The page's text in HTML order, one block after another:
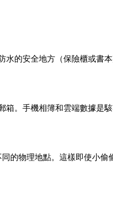
的安全地方（保險櫃或書
。手機相簿和雲端數據是
的物理地點。這樣即使小偷